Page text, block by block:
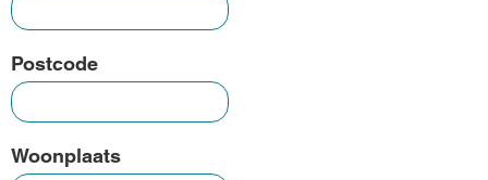
Postcode
Woonplaats